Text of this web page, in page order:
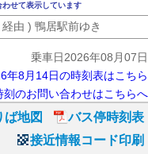
せて表示しています
由 ) 鴨居駅前ゆき
乗車日2026年08月07日
年8月14日の時刻表はこちら
刻のお問い合わせはこちらへ
ば地図
バス停時刻表
接近情報コード印刷